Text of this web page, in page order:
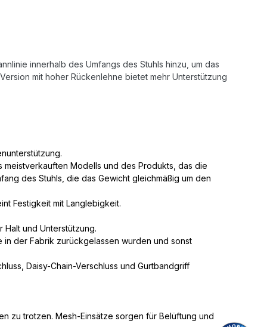
innerhalb des Umfangs des Stuhls hinzu, um das
mit hoher Rückenlehne bietet mehr Unterstützung
Modells und des Produkts, das die
des Stuhls, die das Gewicht gleichmäßig um den
Festigkeit mit Langlebigkeit.
und Unterstützung.
der Fabrik zurückgelassen wurden und sonst
Daisy-Chain-Verschluss und Gurtbandgriff
zu trotzen. Mesh-Einsätze sorgen für Belüftung und